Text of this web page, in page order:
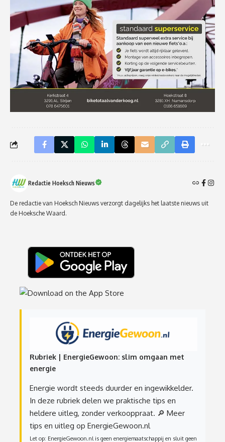
Redactie Hoeksch Nieuws
De redactie van Hoeksch Nieuws verzorgt dagelijks het laatste nieuws uit
de Hoeksche Waard.
Rubriek | EnergieGewoon: slim omgaan met
energie
Energie wordt steeds duurder en ingewikkelder.
In deze rubriek delen we praktische tips en
heldere uitleg, zonder verkooppraat. 🔎 Meer
tips en uitleg op EnergieGewoon.nl
Let op: EnergieGewoon.nl is geen energiemaatschappij en sluit geen